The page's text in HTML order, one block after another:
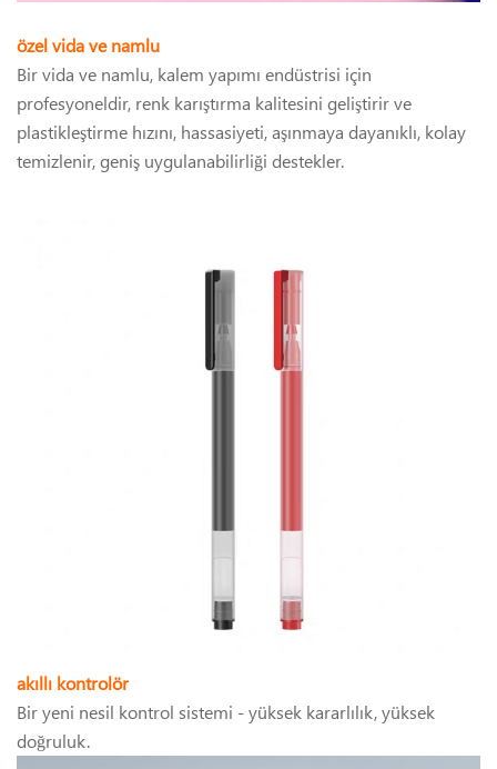
özel vida ve namlu
Bir vida ve namlu, kalem yapımı endüstrisi için
profesyoneldir, renk karıştırma kalitesini geliştirir ve
plastikleştirme hızını, hassasiyeti, aşınmaya dayanıklı, kolay
temizlenir, geniş uygulanabilirliği destekler.
akıllı kontrolör
Bir yeni nesil kontrol sistemi - yüksek kararlılık, yüksek
doğruluk.